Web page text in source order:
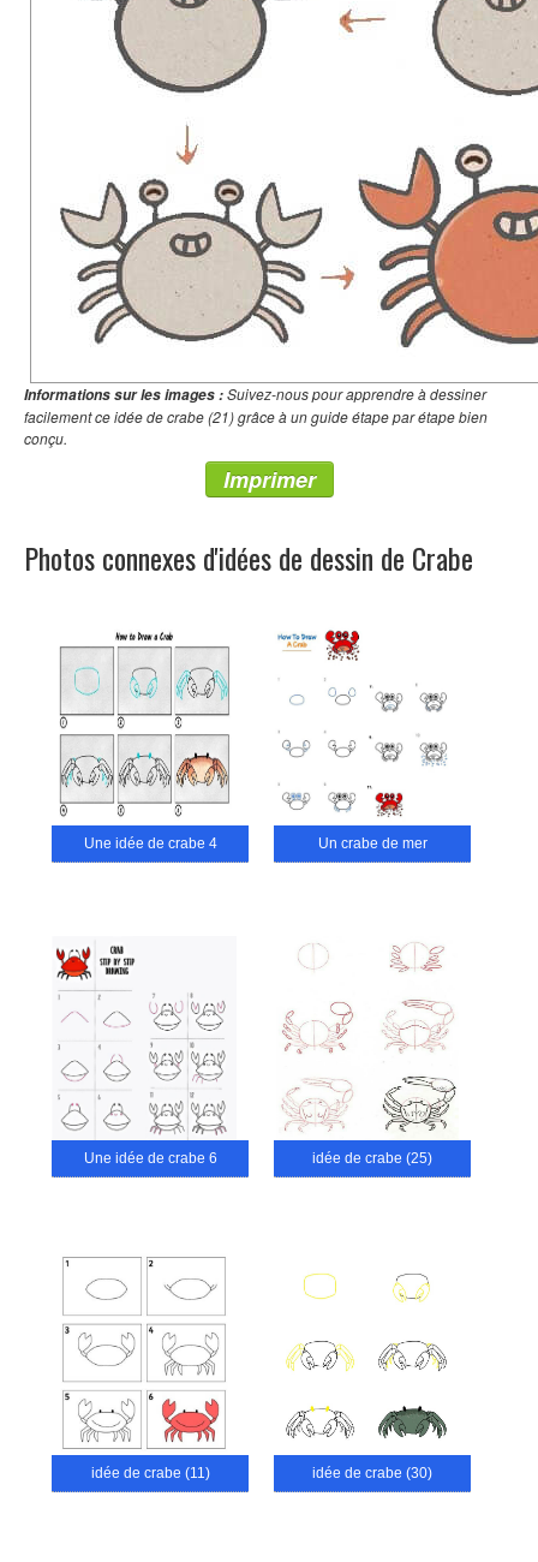
Informations sur les images :Suivez-nous pour apprendre à dessiner
facilement ce idée de crabe (21) grâce à un guide étape par étape bien
conçu.
Imprimer
Photos connexes d'idées de dessin de Crabe
Une idée de crabe 4 Un crabe de mer
Une idée de crabe 6 idée de crabe (25)
idée de crabe (11) idée de crabe (30)